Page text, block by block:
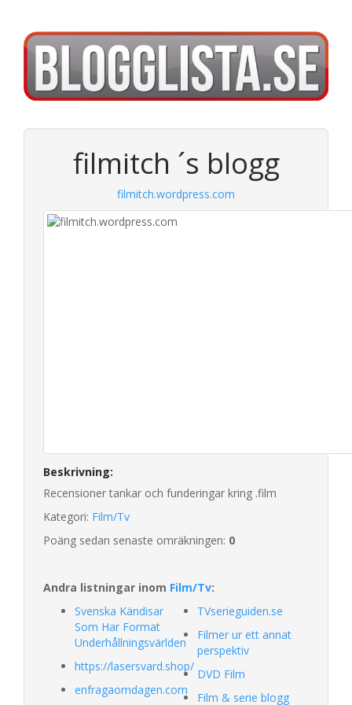
filmitch ´s blogg
filmitch.wordpress.com
Beskrivning:
Recensioner tankar och funderingar kring .film
Kategori: Film/Tv
Poäng sedan senaste omräkningen: 0
Andra listningar inom Film/Tv:
Svenska Kändisar
Som Har Format
Underhållningsvärlden
https://lasersvard.shop/
enfragaomdagen.com
TVserieguiden.se
Filmer ur ett annat
perspektiv
DVD Film
Film & serie blogg